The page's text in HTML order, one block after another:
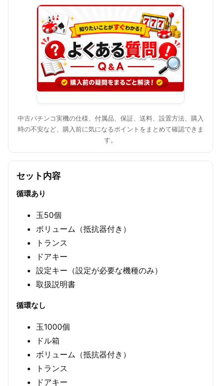
中古パチンコ実機の仕様、付属品、保証、送料、設置方法、購入
時の不安など、購入前に気になるポイントをまとめて確認できま
す。
セット内容
循環あり
玉50個
ボリューム（抵抗器付き）
トランス
ドアキー
設定キー（設定が必要な機種のみ）
取扱説明書
循環なし
玉1000個
ドル箱
ボリューム（抵抗器付き）
トランス
ドアキー